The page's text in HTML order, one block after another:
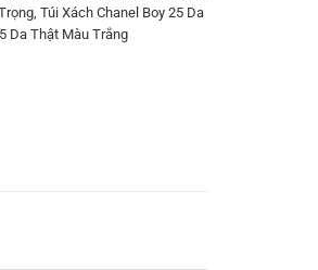
Túi Xách Chanel Boy 25 Da
Da Thật Màu Trắng